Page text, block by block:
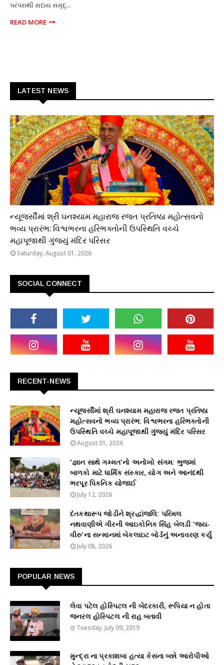
પરંપરાથી સદાય સમૃદ્...
READ MORE
LATEST NEWS
ન્યૂજર્સીમાં શ્રી ઘનશ્યામ મહારાજ રજત પ્રતિષ્ઠા મહોત્સવનો
ભવ્ય પ્રારંભ: વિશ્વભરના હરિભક્તોની ઉપસ્થિતિ વચ્ચે
મહાપૂજાથી ગુંજ્યું મંદિર પરિસર
Saturday, August 01, 2026
SOCIAL CONNECT
RECENT-NEWS
ન્યૂજર્સીમાં શ્રી ઘનશ્યામ મહારાજ રજત પ્રતિષ્ઠા
મહોત્સવનો ભવ્ય પ્રારંભ: વિશ્વભરના હરિભક્તોની
ઉપસ્થિતિ વચ્ચે મહાપૂજાથી ગુંજ્યું મંદિર પરિસર
August 01, 2026
'જ્ઞાન સાથે ગમ્મત'નો અનોખો સંગમ: ભુજમાં
બાળકો માટે ધાર્મિક સંસ્કાર, યોગ અને આનંદથી
ભરપૂર પિકનિક યોજાઈ
July 12, 2026
દંતકથારૂપ જોડીને શ્રદ્ધાંજલિ: પરિમલ
નથવાણીએ ગીરની આઇકોનિક સિંહ બેલડી 'જય-
વીરુ'ના સન્માનમાં બેકલાઇટ બોર્ડનું અનાવરણ કર્યું
July 08, 2026
POPULAR NEWS
લેવા પટેલ હોસ્પિટલ ની બેદરકારી, રૂપિયા ન હોતા
જનરલ હોસ્પિટલ ની રાહ બતાવી
Tuesday, July 09, 2019
મુન્દ્રા ના પ્રકાશબા હત્યા કેસના બન્ને આરોપીઓ